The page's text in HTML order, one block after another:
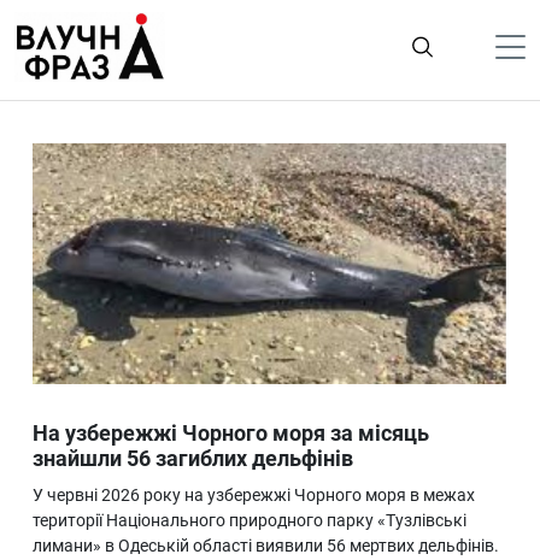
содержимому
Гроші
Життя
Лайфстайл
ТехноНаука
Людина
Ukraine
Про нас
На узбережжі Чорного моря за місяць
знайшли 56 загиблих дельфінів
У червні 2026 року на узбережжі Чорного моря в межах
території Національного природного парку «Тузлівські
лимани» в Одеській області виявили 56 мертвих дельфінів.